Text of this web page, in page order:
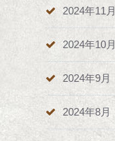
2024年11月
2024年10月
2024年9月
2024年8月